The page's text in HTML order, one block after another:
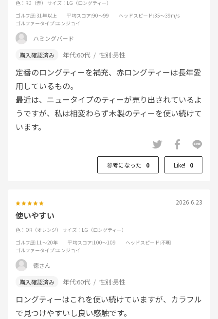
色：RD（赤）
サイズ：LG（ロングティー）
ゴルフ歴:31年以上 平均スコア:90～99 ヘッドスピード:35～39m/s
ゴルファータイプ:エンジョイ
ハミングバード
年代:60代 性別:男性
定番のロングティーを補充、赤ロングティーは長年愛
用しているもの。
最近は、ニュータイプのティーが売り出されているよ
うですが、私は相変わらず木製のティーを使い続けて
います。
参考になった 0 Like! 0
2026.6.23
使いやすい
色：OR（オレンジ）
サイズ：LG（ロングティー）
ゴルフ歴:11～20年 平均スコア:100～109 ヘッドスピード:不明
ゴルファータイプ:エンジョイ
徳さん
年代:60代 性別:男性
ロングティーはこれを使い続けていますが、カラフル
で見つけやすいし良い感触です。